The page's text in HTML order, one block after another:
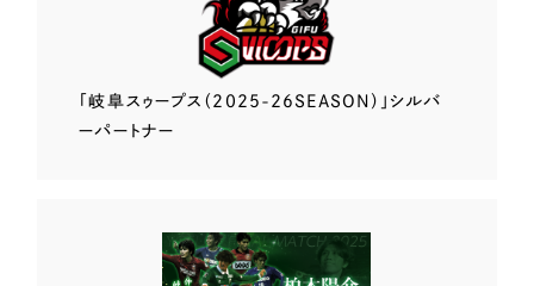
「岐阜スゥープス （2025-26SEASON）」 シルバ
ーパートナー